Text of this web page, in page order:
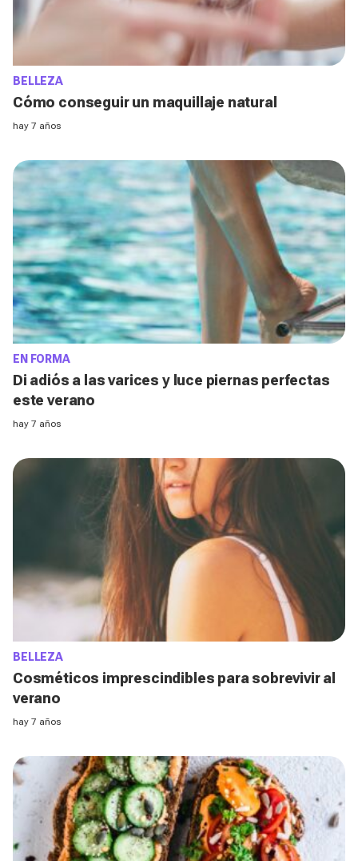
BELLEZA
Cómo conseguir un maquillaje natural
hay 7 años
EN FORMA
Di adiós a las varices y luce piernas perfectas
este verano
hay 7 años
BELLEZA
Cosméticos imprescindibles para sobrevivir al
verano
hay 7 años